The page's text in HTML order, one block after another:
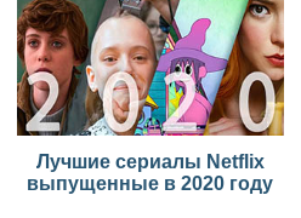
Лучшие сериалы Netflix
выпущенные в 2020 году